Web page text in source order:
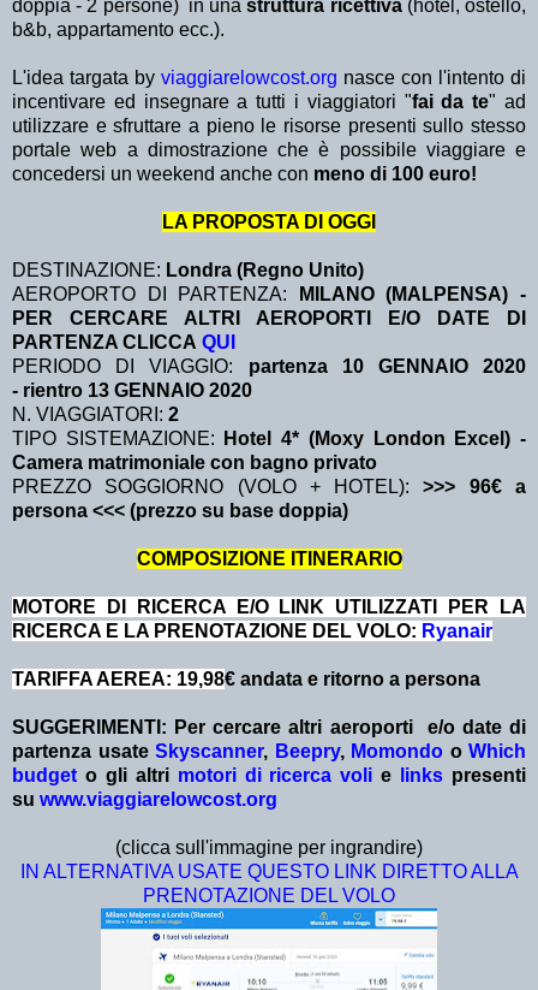
doppia - 2 persone) in unastruttura ricettiva(hotel, ostello,
b&b, appartamento ecc.).
L'idea targata by viaggiarelowcost.org nasce con l'intento di
incentivare ed insegnare a tutti i viaggiatori "fai da te" ad
utilizzare e sfruttare a pieno le risorse presenti sullo stesso
portale web a dimostrazione che è possibile viaggiare e
concedersi un weekend anche con meno di 100 euro!
LA PROPOSTA DI OGGI
DESTINAZIONE: Londra (Regno Unito)
AEROPORTO DI PARTENZA:
MILANO (MALPENSA) -
PER CERCARE ALTRI AEROPORTI E/O DATE DI
PARTENZA CLICCA QUI
PERIODO DI VIAGGIO: partenza 10 GENNAIO 2020
- rientro 13 GENNAIO 2020
N. VIAGGIATORI: 2
TIPO SISTEMAZIONE:
Hotel 4* (Moxy London Excel) -
Camera matrimoniale con bagno privato
PREZZO SOGGIORNO (VOLO + HOTEL):>>> 96€ a
persona <<< (prezzo su base doppia)
COMPOSIZIONE ITINERARIO
MOTORE DI RICERCA E/O LINK UTILIZZATI PER LA
RICERCA E LA PRENOTAZIONE DEL VOLO: Ryanair
TARIFFA AEREA: 19,98€ andata e ritorno a persona
SUGGERIMENTI: Per cercare altri aeroporti e/o date di
partenza usate Skyscanner, Beepry, Momondo o Which
budget o gli altri motori di ricerca voli e links presenti
su www.viaggiarelowcost.org
(clicca sull'immagine per ingrandire)
IN ALTERNATIVA USATE QUESTO LINK DIRETTO ALLA
PRENOTAZIONE DEL VOLO